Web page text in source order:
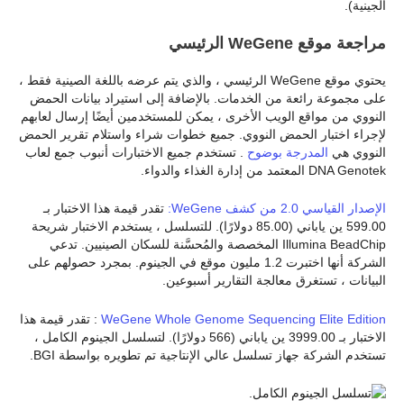
الجينية).
مراجعة موقع WeGene الرئيسي
يحتوي موقع WeGene الرئيسي ، والذي يتم عرضه باللغة الصينية فقط ،
على مجموعة رائعة من الخدمات. بالإضافة إلى استيراد بيانات الحمض
النووي من مواقع الويب الأخرى ، يمكن للمستخدمين أيضًا إرسال لعابهم
لإجراء اختبار الحمض النووي. جميع خطوات شراء واستلام تقرير الحمض
النووي هي المدرجة بوضوح . تستخدم جميع الاختبارات أنبوب جمع لعاب
DNA Genotek المعتمد من إدارة الغذاء والدواء.
الإصدار القياسي 2.0 من كشف WeGene:
تقدر قيمة هذا الاختبار بـ
599.00 ين ياباني (85.00 دولارًا). للتسلسل ، يستخدم الاختبار شريحة
Illumina BeadChip المخصصة والمُحسَّنة للسكان الصينيين. تدعي
الشركة أنها اختبرت 1.2 مليون موقع في الجينوم. بمجرد حصولهم على
البيانات ، تستغرق معالجة التقارير أسبوعين.
WeGene Whole Genome Sequencing Elite Edition : تقدر قيمة هذا
الاختبار بـ 3999.00 ين ياباني (566 دولارًا). لتسلسل الجينوم الكامل ،
تستخدم الشركة جهاز تسلسل عالي الإنتاجية تم تطويره بواسطة BGI.